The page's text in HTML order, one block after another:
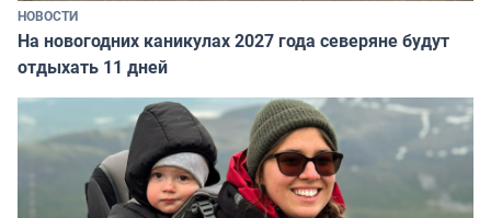
НОВОСТИ
На новогодних каникулах 2027 года северяне будут
отдыхать 11 дней